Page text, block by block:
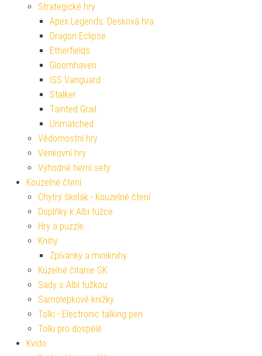
Strategické hry
Apex Legends: Desková hra
Dragon Eclipse
Etherfields
Gloomhaven
ISS Vanguard
Stalker
Tainted Grail
Unmatched
Vědomostní hry
Venkovní hry
Výhodné herní sety
Kouzelné čtení
Chytrý školák - Kouzelné čtení
Doplňky k Albi tužce
Hry a puzzle
Knihy
Zpívánky a miniknihy
Kúzelné čítanie SK
Sady s Albi tužkou
Samolepkové knížky
Tolki - Electronic talking pen
Tolki pro dospělé
Kvído